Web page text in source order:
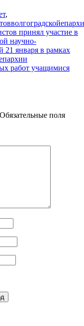
,
принял участие в
научно-
21 января в рамках
работ учащимися
Обязательные поля